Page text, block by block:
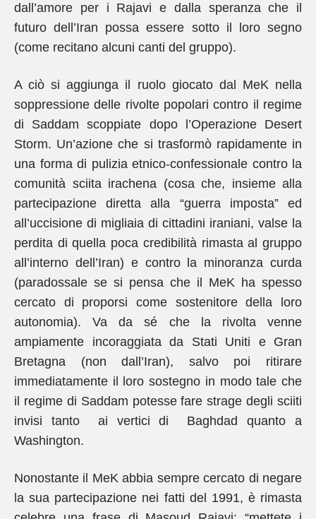
dall’amore per i Rajavi e dalla speranza che il
futuro dell’Iran possa essere sotto il loro segno
(come recitano alcuni canti del gruppo).
A ciò si aggiunga il ruolo giocato dal MeK nella
soppressione delle rivolte popolari contro il regime
di Saddam scoppiate dopo l’Operazione Desert
Storm. Un’azione che si trasformò rapidamente in
una forma di pulizia etnico-confessionale contro la
comunità sciita irachena (cosa che, insieme alla
partecipazione diretta alla “guerra imposta” ed
all’uccisione di migliaia di cittadini iraniani, valse la
perdita di quella poca credibilità rimasta al gruppo
all’interno dell’Iran) e contro la minoranza curda
(paradossale se si pensa che il MeK ha spesso
cercato di proporsi come sostenitore della loro
autonomia). Va da sé che la rivolta venne
ampiamente incoraggiata da Stati Uniti e Gran
Bretagna (non dall’Iran), salvo poi ritirare
immediatamente il loro sostegno in modo tale che
il regime di Saddam potesse fare strage degli sciiti
invisi tanto ai vertici di Baghdad quanto a
Washington.
Nonostante il MeK abbia sempre cercato di negare
la sua partecipazione nei fatti del 1991, è rimasta